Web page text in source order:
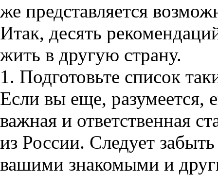
же представляется
Итак, десять
жить в другую страну.
1. Подготовьте список
Если вы еще, разумеется,
важная и ответственная
из России. Следует
вашими знакомыми и